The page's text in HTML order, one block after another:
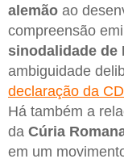
alemão ao
compreensão
sinodalidade de
ambiguidade
declaração da
Há também a
da Cúria
em um